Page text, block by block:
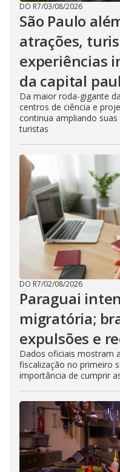
DO R7/03/08/2026
São Paulo
atrações,
experiências
da capital
Da maior roda-gigante
centros de ciência e
continua ampliando
turistas
DO R7/02/08/2026
Paraguai
migratória;
expulsões e
Dados oficiais mostram
fiscalização no primeiro
importância de cumprir